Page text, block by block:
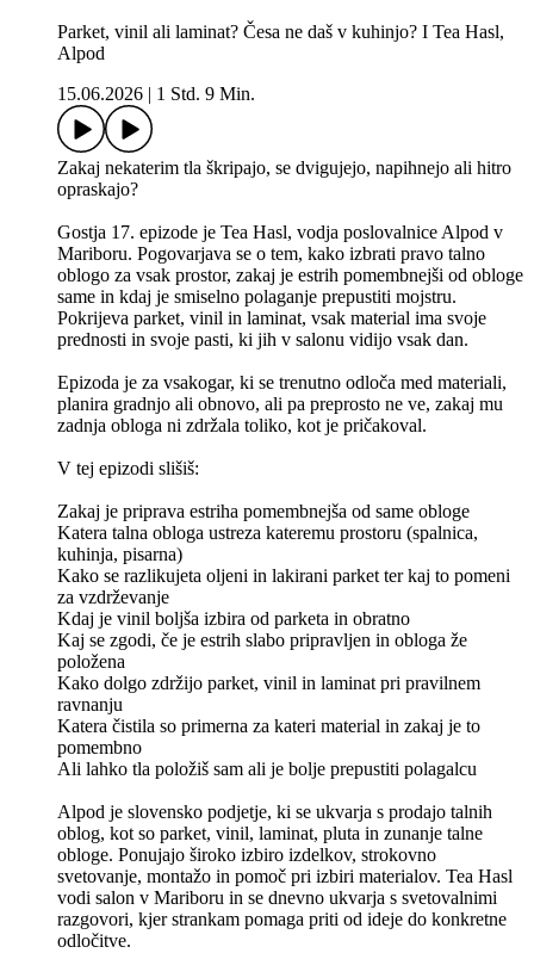
Parket, vinil ali laminat? Česa ne daš v kuhinjo? I Tea Hasl,
Alpod
15.06.2026
1 Std. 9 Min.
Zakaj nekaterim tla škripajo, se dvigujejo, napihnejo ali hitro
opraskajo?
Gostja 17. epizode je Tea Hasl, vodja poslovalnice Alpod v
Mariboru. Pogovarjava se o tem, kako izbrati pravo talno
oblogo za vsak prostor, zakaj je estrih pomembnejši od obloge
same in kdaj je smiselno polaganje prepustiti mojstru.
Pokrijeva parket, vinil in laminat, vsak material ima svoje
prednosti in svoje pasti, ki jih v salonu vidijo vsak dan.
Epizoda je za vsakogar, ki se trenutno odloča med materiali,
planira gradnjo ali obnovo, ali pa preprosto ne ve, zakaj mu
zadnja obloga ni zdržala toliko, kot je pričakoval.
V tej epizodi slišiš:
Zakaj je priprava estriha pomembnejša od same obloge
Katera talna obloga ustreza kateremu prostoru (spalnica,
kuhinja, pisarna)
Kako se razlikujeta oljeni in lakirani parket ter kaj to pomeni
za vzdrževanje
Kdaj je vinil boljša izbira od parketa in obratno
Kaj se zgodi, če je estrih slabo pripravljen in obloga že
položena
Kako dolgo zdržijo parket, vinil in laminat pri pravilnem
ravnanju
Katera čistila so primerna za kateri material in zakaj je to
pomembno
Ali lahko tla položiš sam ali je bolje prepustiti polagalcu
Alpod je slovensko podjetje, ki se ukvarja s prodajo talnih
oblog, kot so parket, vinil, laminat, pluta in zunanje talne
obloge. Ponujajo široko izbiro izdelkov, strokovno
svetovanje, montažo in pomoč pri izbiri materialov. Tea Hasl
vodi salon v Mariboru in se dnevno ukvarja s svetovalnimi
razgovori, kjer strankam pomaga priti od ideje do konkretne
odločitve.